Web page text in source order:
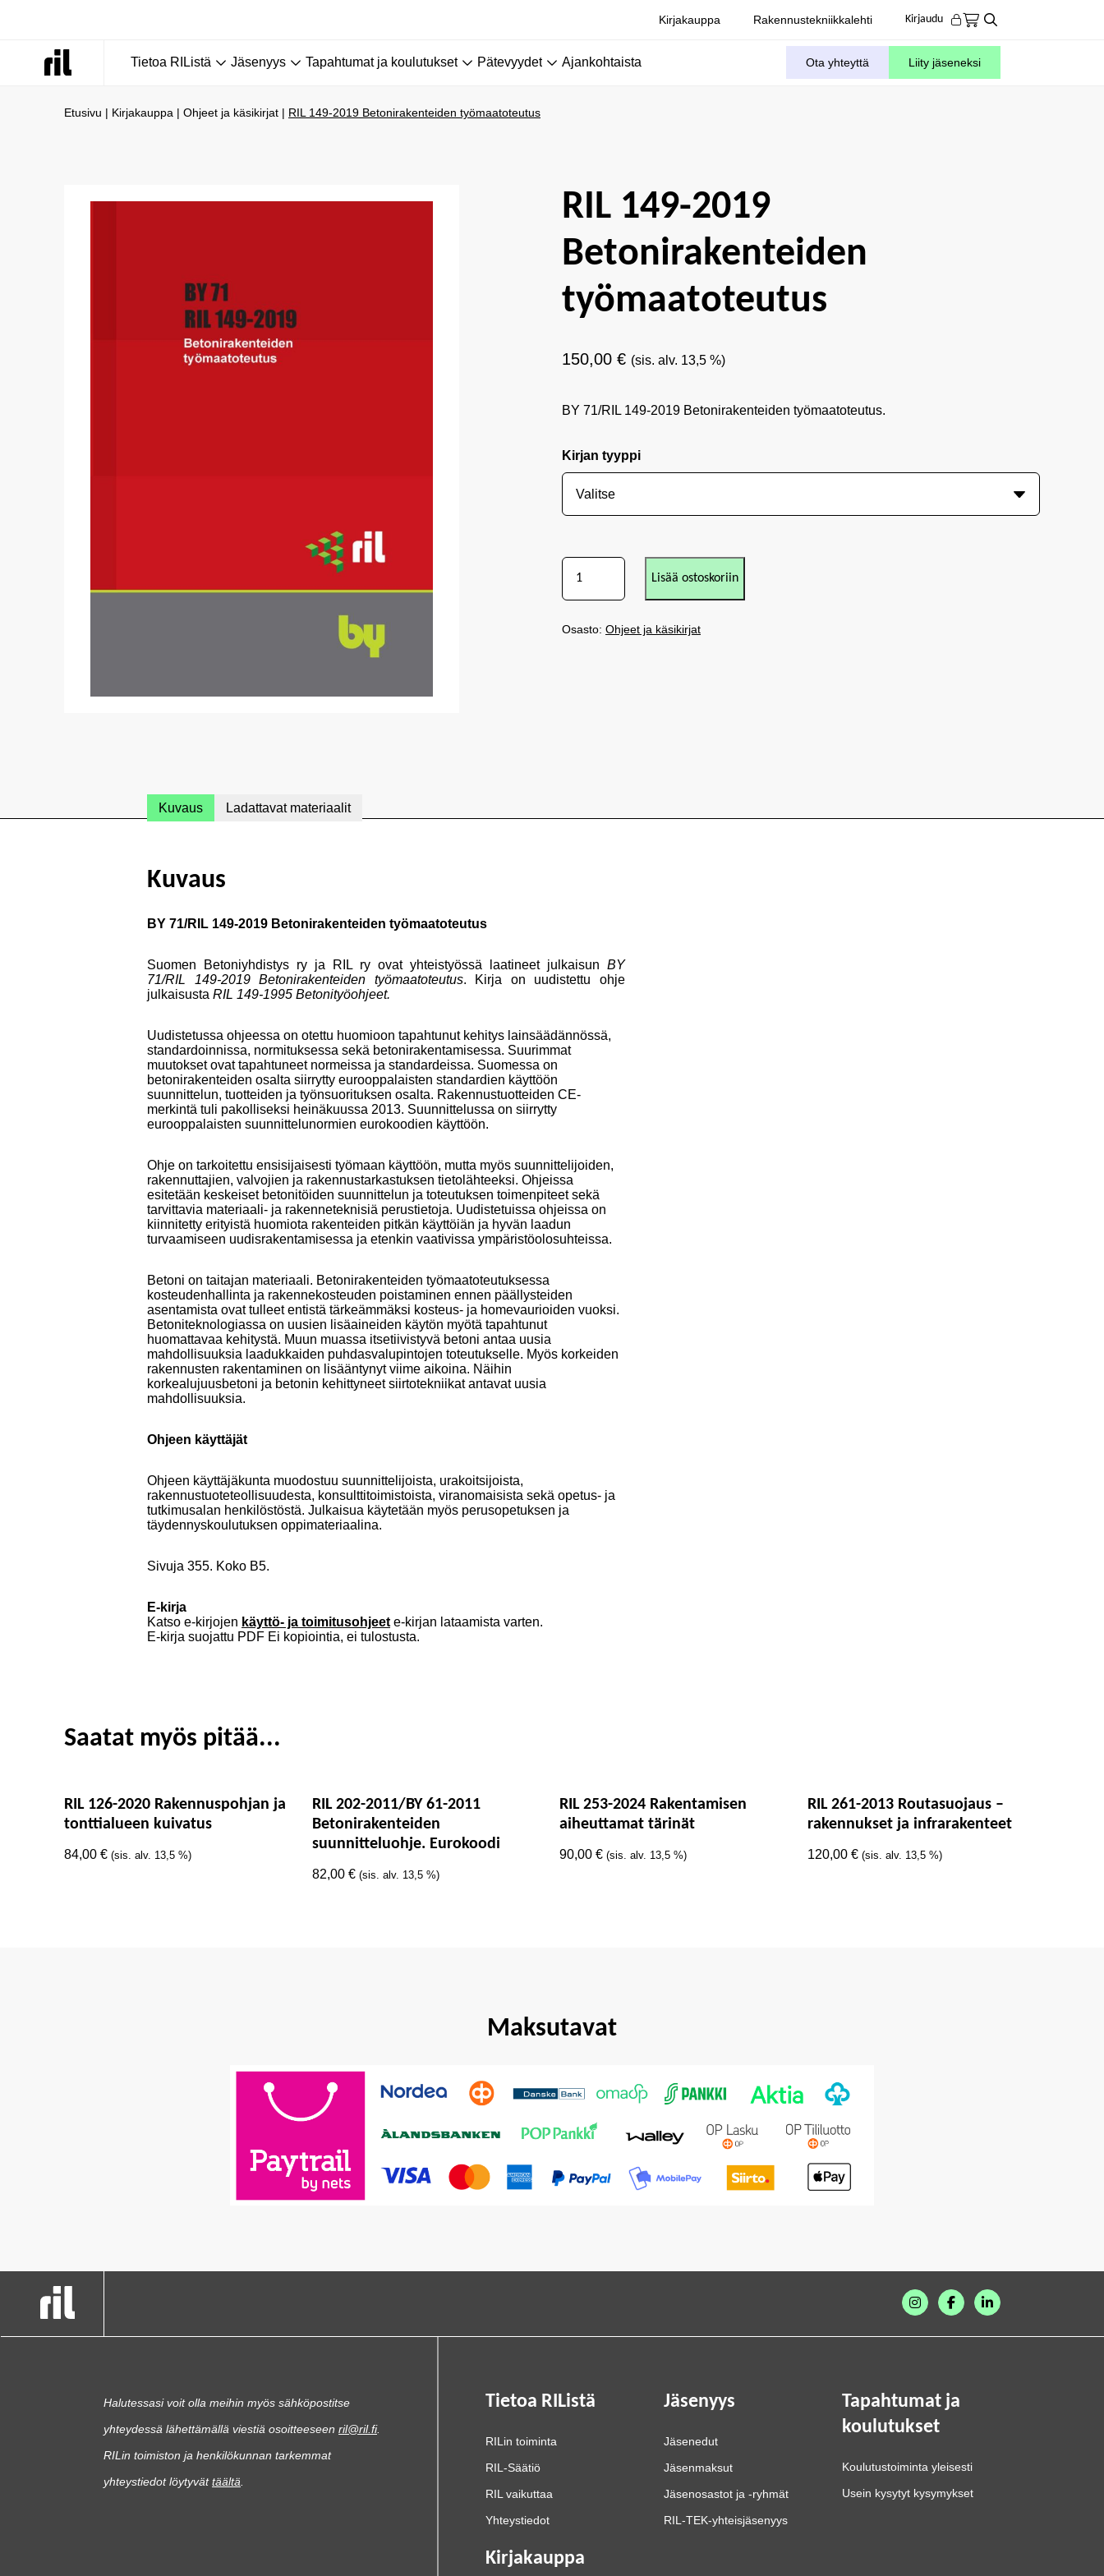
Kirjakauppa Rakennustekniikkalehti Kirjaudu
Tietoa RIListä Jäsenyys Tapahtumat ja koulutukset Pätevyydet Ajankohtaista Ota yhteyttä Liity jäseneksi
Etusivu | Kirjakauppa | Ohjeet ja käsikirjat | RIL 149-2019 Betonirakenteiden työmaatoteutus
RIL 149-2019
Betonirakenteiden
työmaatoteutus
150,00 € (sis. alv. 13,5 %)
BY 71/RIL 149-2019 Betonirakenteiden työmaatoteutus.
Kirjan tyyppi
Lisää ostoskoriin
Osasto: Ohjeet ja käsikirjat
Kuvaus Ladattavat materiaalit
Kuvaus
BY 71/RIL 149-2019 Betonirakenteiden työmaatoteutus
Suomen Betoniyhdistys ry ja RIL ry ovat yhteistyössä laatineet julkaisun BY
71/RIL 149-2019 Betonirakenteiden työmaatoteutus. Kirja on uudistettu ohje
julkaisusta RIL 149-1995 Betonityöohjeet.
Uudistetussa ohjeessa on otettu huomioon tapahtunut kehitys lainsäädännössä,
standardoinnissa, normituksessa sekä betonirakentamisessa. Suurimmat
muutokset ovat tapahtuneet normeissa ja standardeissa. Suomessa on
betonirakenteiden osalta siirrytty eurooppalaisten standardien käyttöön
suunnittelun, tuotteiden ja työnsuorituksen osalta. Rakennustuotteiden CE-
merkintä tuli pakolliseksi heinäkuussa 2013. Suunnittelussa on siirrytty
eurooppalaisten suunnittelunormien eurokoodien käyttöön.
Ohje on tarkoitettu ensisijaisesti työmaan käyttöön, mutta myös suunnittelijoiden,
rakennuttajien, valvojien ja rakennustarkastuksen tietolähteeksi. Ohjeissa
esitetään keskeiset betonitöiden suunnittelun ja toteutuksen toimenpiteet sekä
tarvittavia materiaali- ja rakenneteknisiä perustietoja. Uudistetuissa ohjeissa on
kiinnitetty erityistä huomiota rakenteiden pitkän käyttöiän ja hyvän laadun
turvaamiseen uudisrakentamisessa ja etenkin vaativissa ympäristöolosuhteissa.
Betoni on taitajan materiaali. Betonirakenteiden työmaatoteutuksessa
kosteudenhallinta ja rakennekosteuden poistaminen ennen päällysteiden
asentamista ovat tulleet entistä tärkeämmäksi kosteus- ja homevaurioiden vuoksi.
Betoniteknologiassa on uusien lisäaineiden käytön myötä tapahtunut
huomattavaa kehitystä. Muun muassa itsetiivistyvä betoni antaa uusia
mahdollisuuksia laadukkaiden puhdasvalupintojen toteutukselle. Myös korkeiden
rakennusten rakentaminen on lisääntynyt viime aikoina. Näihin
korkealujuusbetoni ja betonin kehittyneet siirtotekniikat antavat uusia
mahdollisuuksia.
Ohjeen käyttäjät
Ohjeen käyttäjäkunta muodostuu suunnittelijoista, urakoitsijoista,
rakennustuoteteollisuudesta, konsulttitoimistoista, viranomaisista sekä opetus- ja
tutkimusalan henkilöstöstä. Julkaisua käytetään myös perusopetuksen ja
täydennyskoulutuksen oppimateriaalina.
Sivuja 355. Koko B5.
E-kirja
Katso e-kirjojen käyttö- ja toimitusohjeet e-kirjan lataamista varten.
E-kirja suojattu PDF Ei kopiointia, ei tulostusta.
Saatat myös pitää...
RIL 126-2020 Rakennuspohjan ja
tonttialueen kuivatus
84,00 € (sis. alv. 13,5 %)
RIL 202-2011/BY 61-2011
Betonirakenteiden
suunnitteluohje. Eurokoodi
82,00 € (sis. alv. 13,5 %)
RIL 253-2024 Rakentamisen
aiheuttamat tärinät
90,00 € (sis. alv. 13,5 %)
RIL 261-2013 Routasuojaus –
rakennukset ja infrarakenteet
120,00 € (sis. alv. 13,5 %)
Maksutavat
Halutessasi voit olla meihin myös sähköpostitse
yhteydessä lähettämällä viestiä osoitteeseen ril@ril.fi.
RILin toimiston ja henkilökunnan tarkemmat
yhteystiedot löytyvättäältä
Tietoa RIListä
RILin toiminta
RIL-Säätiö
RIL vaikuttaa
Yhteystiedot
Jäsenyys
Jäsenedut
Jäsenmaksut
Jäsenosastot ja -ryhmät
RIL-TEK-yhteisjäsenyys
Tapahtumat ja
koulutukset
Koulutustoiminta yleisesti
Usein kysytyt kysymykset
Kirjakauppa